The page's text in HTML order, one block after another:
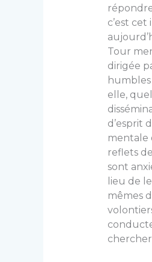
c’est
Tour
dirigée
elle,
d’esprit
mentale
reflets
sont
lieu de
mêmes
chercher